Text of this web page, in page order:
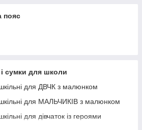
пояс
сумки для школи
для ДВЧК з малюнком
для МАЛЬЧИКІВ з малюнком
для дівчаток із героями